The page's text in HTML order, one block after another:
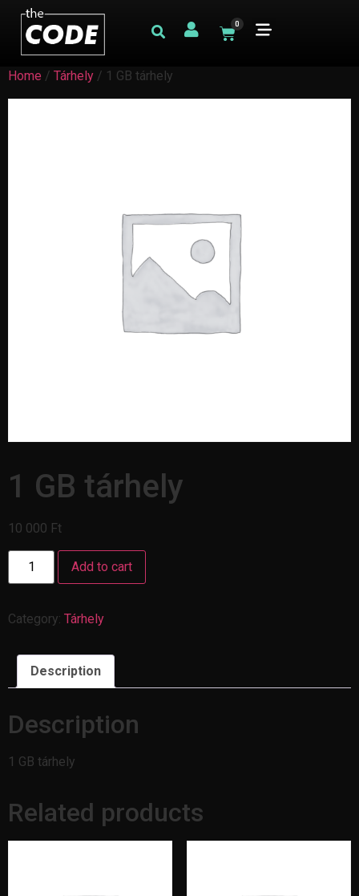
0
Home / Tárhely / 1 GB tárhely
1 GB tárhely
10 000 Ft
Add to cart
Category: Tárhely
Description
Description
1 GB tárhely
Related products